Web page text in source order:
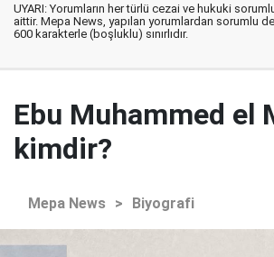
UYARI: Yorumların her türlü cezai ve hukuki
aittir. Mepa News, yapılan yorumlardan sorumlu
600 karakterle (boşluklu) sınırlıdır.
Ebu Muhammed el
kimdir?
Mepa News > Biyografi